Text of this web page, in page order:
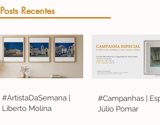
Posts Recentes
#ArtistaDaSemana |
Liberto Molina
#Campanhas |
Júlio Pomar